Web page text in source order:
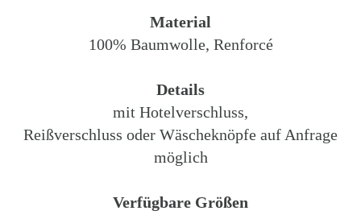
Material
100% Baumwolle, Renforcé
Details
mit Hotelverschluss,
Reißverschluss oder Wäscheknöpfe auf Anfrage
möglich
Verfügbare Größen